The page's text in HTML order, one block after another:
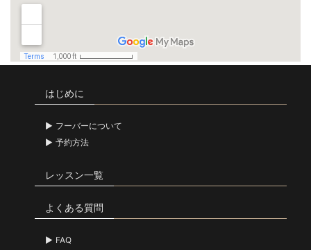
はじめに
フーバーについて
予約方法
レッスン一覧
よくある質問
FAQ